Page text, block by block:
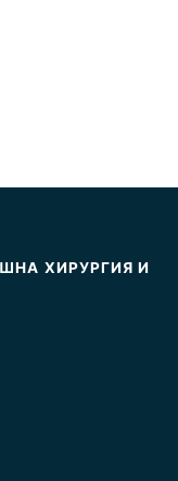
ХИРУРГИЯ И